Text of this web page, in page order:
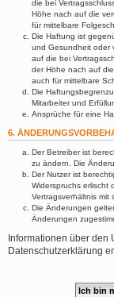
die bei
Höhe nach auf die
für mittelbare
Die Haftung ist
und Gesundheit oder
auf die bei
der Höhe nach auf
auch für mittelbare
Die
Mitarbeiter und
Ansprüche für eine
6.
Der Betreiber ist
zu ändern. Die
Der Nutzer ist
Widerspruchs erlischt
Vertragsverhältnis mit
Die Änderungen
Änderungen
Informationen über
Datenschutzerklärung